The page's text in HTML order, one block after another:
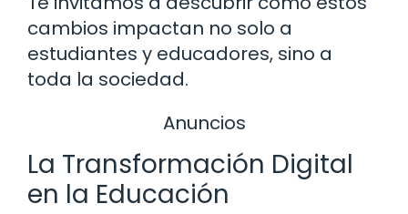
cambios impactan no solo a
estudiantes y educadores, sino a
toda la sociedad.
Anuncios
La Transformación Digital
en la Educación